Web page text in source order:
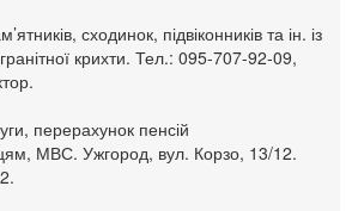
сходинок, підвіконників та ін. із
крихти. Тел.: 095-707-92-09,
перерахунок пенсій
МВС. Ужгород, вул. Корзо, 13/12.